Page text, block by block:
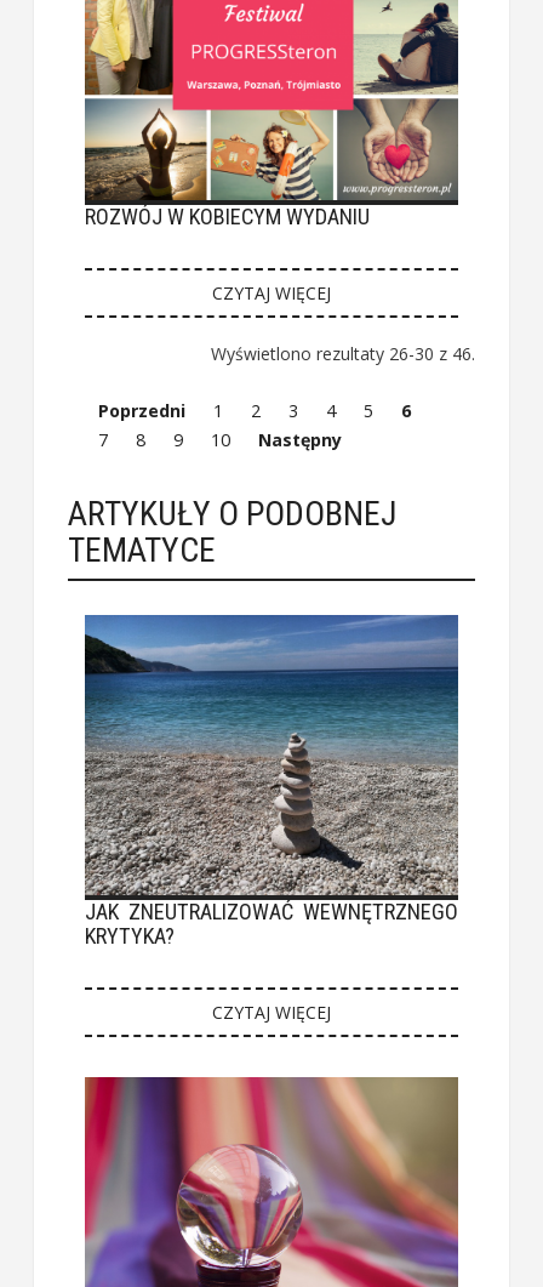
ROZWÓJ W KOBIECYM WYDANIU
CZYTAJ WIĘCEJ
Wyświetlono rezultaty 26-30 z 46.
Poprzedni 1 2 3 4 5
6
7
8 9 10 Następny
ARTYKUŁY O PODOBNEJ
TEMATYCE
JAK ZNEUTRALIZOWAĆ WEWNĘTRZNEGO
KRYTYKA?
CZYTAJ WIĘCEJ